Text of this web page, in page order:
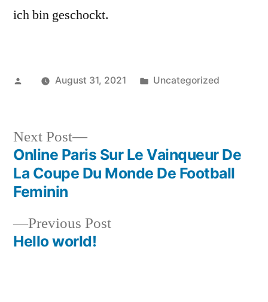
ich bin geschockt.
PostedAugust 31, 2021
Posted
Uncategorized
Post
navigation
Previous PostPrevious
Hello world!
Next Post
Next
post:
Online Paris Sur Le Vainqueur De
La Coupe Du Monde De Football
Feminin